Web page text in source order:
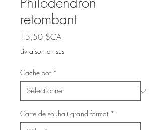
retombant
15,50 $CAPrix
Livraison en sus
Cache-pot *
Carte de souhait grand format *